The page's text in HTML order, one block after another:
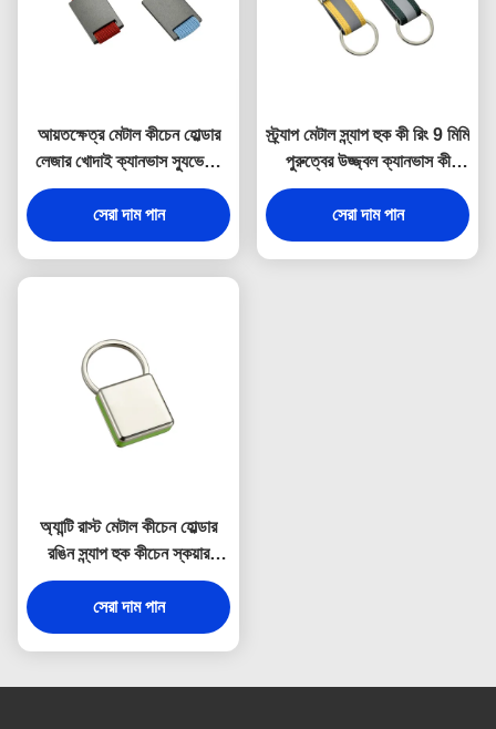
আয়তক্ষেত্র মেটাল কীচেন হোল্ডার
লেজার খোদাই ক্যানভাস স্যুভেনির
উপহার
সেরা দাম পান
স্ট্র্যাপ মেটাল স্ন্যাপ হুক কী রিং 9 মিমি
পুরুত্বের উজ্জ্বল ক্যানভাস কী
হোল্ডার স্যুভেনির
সেরা দাম পান
অ্যান্টি রাস্ট মেটাল কীচেন হোল্ডার
রঙিন স্ন্যাপ হুক কীচেন স্কয়ার
প্লাস্টিক
সেরা দাম পান